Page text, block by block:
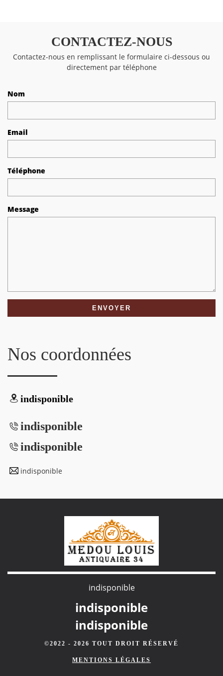
CONTACTEZ-NOUS
Contactez-nous en remplissant le formulaire ci-dessous ou
directement par téléphone
Nom
Email
Téléphone
Message
Nos coordonnées
indisponible
indisponible
indisponible
indisponible
indisponible
indisponible
indisponible
©2022 - 2026 TOUT DROIT RÉSERVÉ
MENTIONS LÉGALES